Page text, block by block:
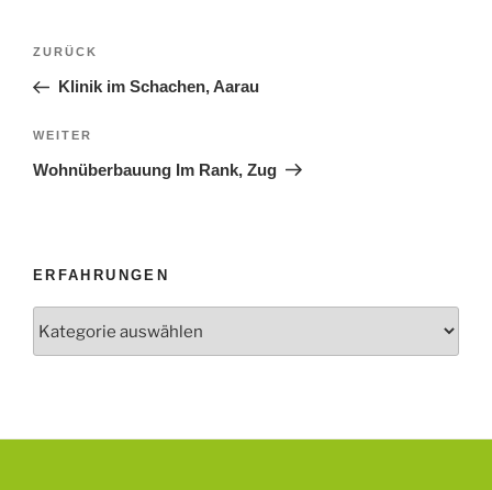
Beitragsnavigation
Vorheriger
Beitrag
ZURÜCK
Klinik im Schachen, Aarau
Nächster
Beitrag
WEITER
Wohnüberbauung Im Rank, Zug
ERFAHRUNGEN